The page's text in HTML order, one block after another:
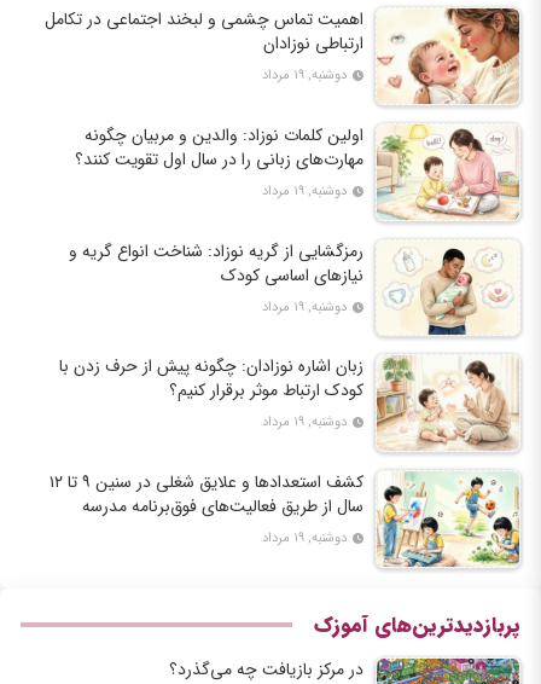
اهمیت تماس چشمی و لبخند اجتماعی در تکامل
ارتباطی نوزادان
دوشنبه, ۱۹ مرداد
اولین کلمات نوزاد: والدین و مربیان چگونه
مهارت‌های زبانی را در سال اول تقویت کنند؟
دوشنبه, ۱۹ مرداد
رمزگشایی از گریه نوزاد: شناخت انواع گریه و
نیازهای اساسی کودک
دوشنبه, ۱۹ مرداد
زبان اشاره نوزادان: چگونه پیش از حرف زدن با
کودک ارتباط موثر برقرار کنیم؟
دوشنبه, ۱۹ مرداد
کشف استعدادها و علایق شغلی در سنین ۹ تا ۱۲
سال از طریق فعالیت‌های فوق‌برنامه مدرسه
دوشنبه, ۱۹ مرداد
پربازدیدترین‌های آموزک
در مرکز بازیافت چه می‌گذرد؟